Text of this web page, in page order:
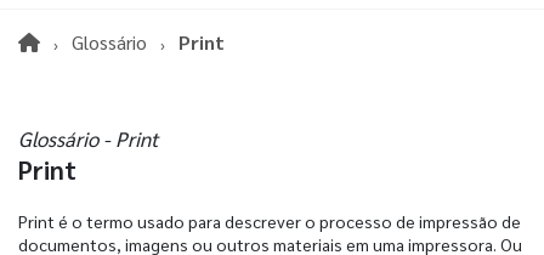
Glossário Print
Glossário - Print
Print
Print é o termo usado para descrever o processo de impressão de
documentos, imagens ou outros materiais em uma impressora. Ou